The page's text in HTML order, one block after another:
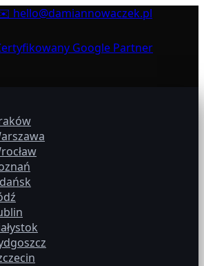
hello@damiannowaczek.pl
Google Partner